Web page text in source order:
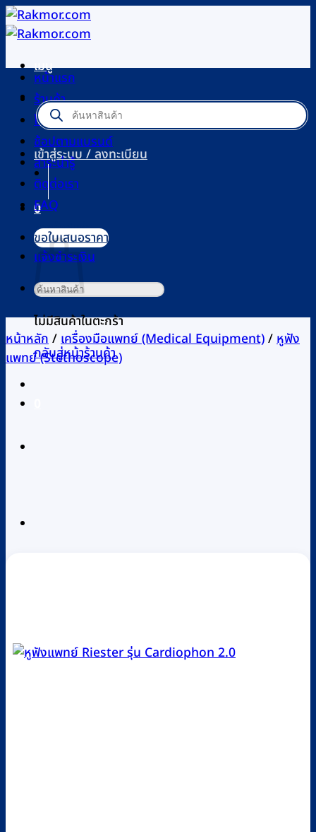
ข้าม
ไป
เนื้อหาเมนู
Products
search
เข้าสู่ระบบ / ลงทะเบียน
0
ตะกร้าสินค้า
ไม่มีสินค้าในตะกร้า
กลับสู่หน้าร้านค้า
หน้าแรก
ร้านค้า
โปรโมชัน
ช้อปตามแบรนด์
สาระน่ารู้
ติดต่อเรา
FAQ
ขอใบเสนอราคา
แจ้งชำระเงิน
ค้นหา:
หน้าหลัก/เครื่องมือแพทย์ (Medical Equipment)/หูฟัง
แพทย์ (Stethoscope)